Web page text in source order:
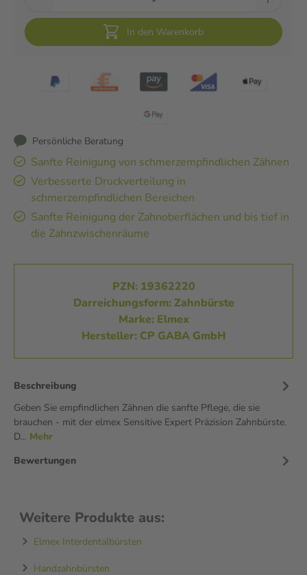
In den Warenkorb
Persönliche Beratung
Sanfte Reinigung von schmerzempfindlichen Zähnen
Verbesserte Druckverteilung in
schmerzempfindlichen Bereichen
Sanfte Reinigung der Zahnoberflächen und bis tief in
die Zahnzwischenräume
PZN: 19362220
Darreichungsform: Zahnbürste
Marke: Elmex
Hersteller: CP GABA GmbH
Beschreibung
Geben Sie empfindlichen Zähnen die sanfte Pflege, die sie
brauchen - mit der elmex Sensitive Expert Präzision Zahnbürste.
D… Mehr
Bewertungen
Weitere Produkte aus:
Elmex Interdentalbürsten
Handzahnbürsten